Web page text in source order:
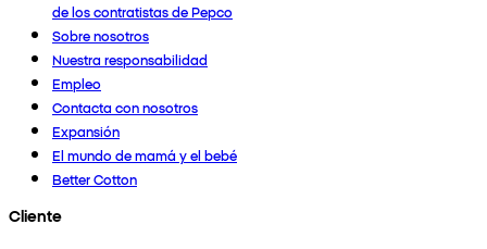
de los contratistas de Pepco
Sobre nosotros
Nuestra responsabilidad
Empleo
Contacta con nosotros
Expansión
El mundo de mamá y el bebé
Better Cotton
Cliente